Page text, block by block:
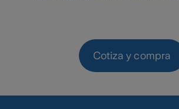
Cotiza y compra